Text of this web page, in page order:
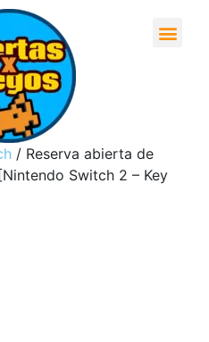
/ Reserva abierta de
Switch 2 – Key